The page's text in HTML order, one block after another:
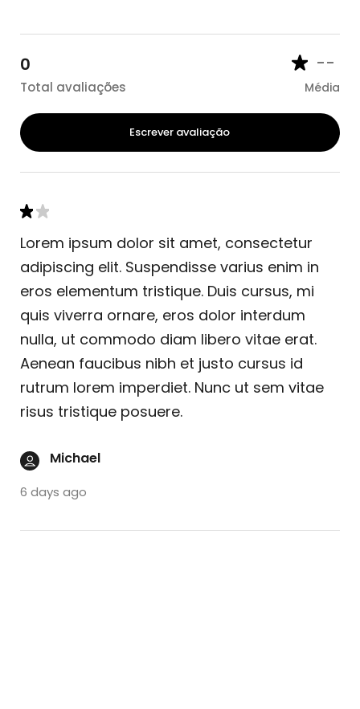
0
Total avaliações
--
Média
Escrever avaliação
Lorem ipsum dolor sit amet, consectetur
adipiscing elit. Suspendisse varius enim in
eros elementum tristique. Duis cursus, mi
quis viverra ornare, eros dolor interdum
nulla, ut commodo diam libero vitae erat.
Aenean faucibus nibh et justo cursus id
rutrum lorem imperdiet. Nunc ut sem vitae
risus tristique posuere.
Michael
6 days ago